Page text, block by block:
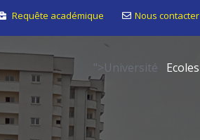
Requête académique Nous contacter
">Université Ecoles